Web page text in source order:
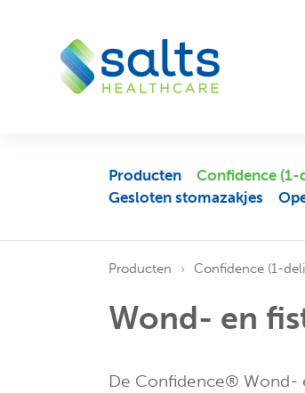
Producten Confidence (1-
Gesloten stomazakjes
Producten Confidence (1-
Wond- en
De Confidence® Wond-